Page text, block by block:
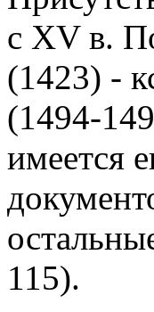
с XV в.
(1423) -
(1494-
имеется
115).